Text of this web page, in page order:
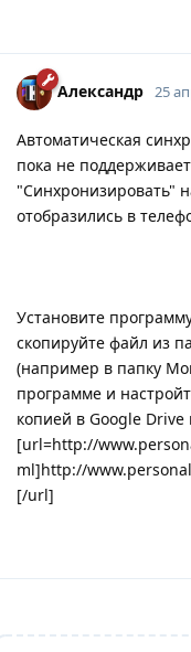
Александр 25
Автоматическая
пока не
"Синхронизировать"
отобразились в
Установите
скопируйте файл из
(например в папку
программе и
копией в Google Drive
[url=http://
ml]http://
[/url]